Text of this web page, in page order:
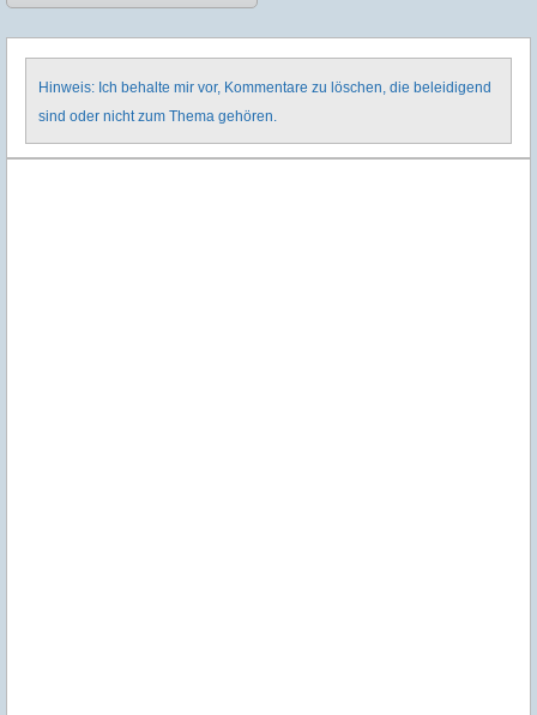
Hinweis: Ich behalte mir vor, Kommentare zu löschen, die beleidigend
sind oder nicht zum Thema gehören.